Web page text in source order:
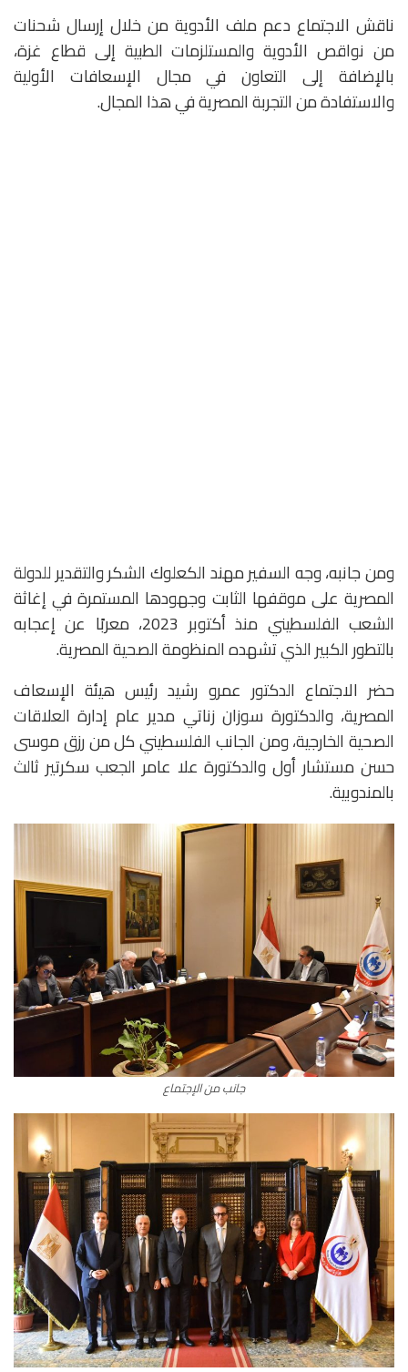
ناقش الاجتماع دعم ملف الأدوية من خلال إرسال شحنات
من نواقص الأدوية والمستلزمات الطبية إلى قطاع غزة،
بالإضافة إلى التعاون في مجال الإسعافات الأولية
والاستفادة من التجربة المصرية في هذا المجال.
ومن جانبه، وجه السفير مهند الكعلوك الشكر والتقدير للدولة
المصرية على موقفها الثابت وجهودها المستمرة في إغاثة
الشعب الفلسطيني منذ أكتوبر 2023، معربًا عن إعجابه
بالتطور الكبير الذي تشهده المنظومة الصحية المصرية.
حضر الاجتماع الدكتور عمرو رشيد رئيس هيئة الإسعاف
المصرية، والدكتورة سوزان زناتي مدير عام إدارة العلاقات
الصحية الخارجية، ومن الجانب الفلسطيني كل من رزق موسى
حسن مستشار أول والدكتورة علا عامر الجعب سكرتير ثالث
بالمندوبية.
جانب من الإجتماع